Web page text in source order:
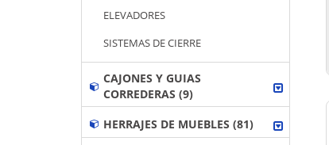
ELEVADORES
SISTEMAS DE CIERRE
CAJONES Y GUIAS
CORREDERAS (9)
HERRAJES DE MUEBLES (81)